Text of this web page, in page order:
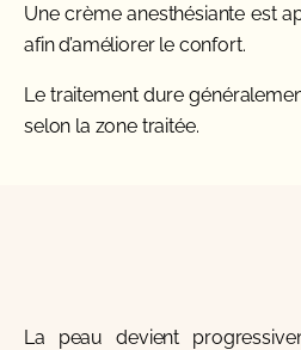
Une crème anesthésiante est
afin d’améliorer le confort.
Le traitement dure
selon la zone traitée.
La peau devient